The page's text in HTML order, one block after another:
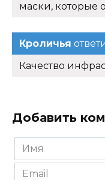
маски, которые
Кроличья
Качество
Добавить
Имя
*
Email